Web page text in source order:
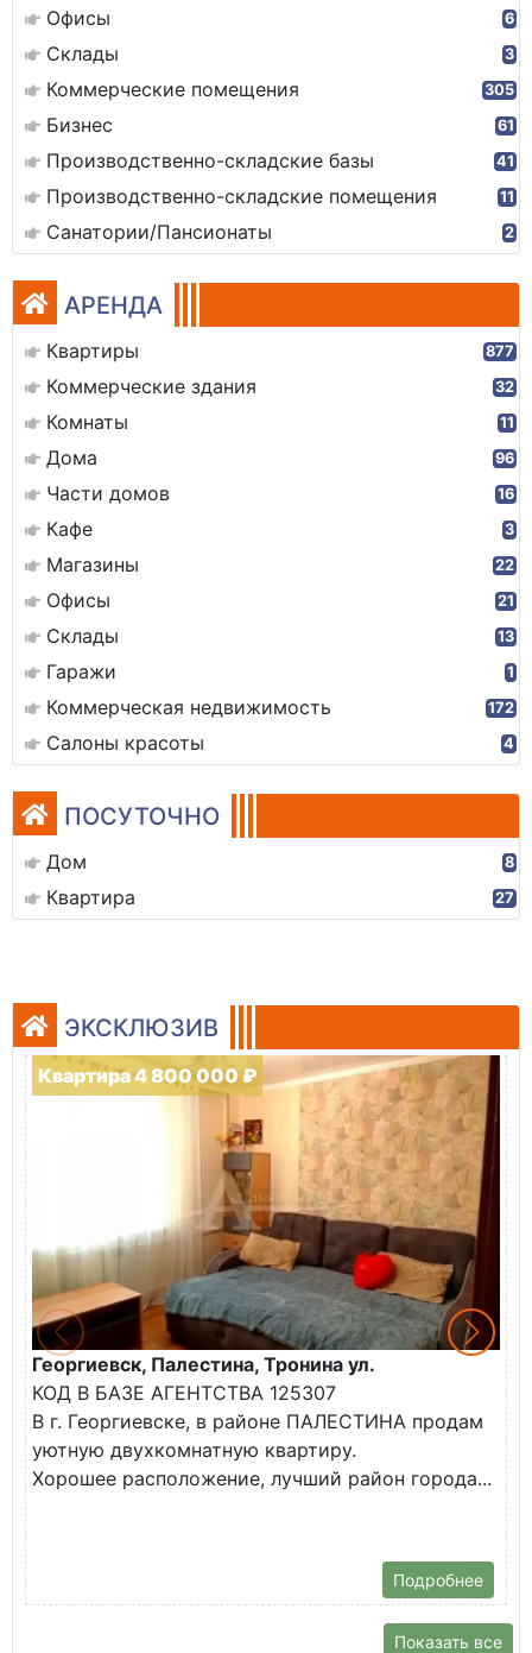
Офисы 6
Склады 3
Коммерческие помещения 305
Бизнес 61
Производственно-складские базы 41
Производственно-складские помещения 11
Санатории/Пансионаты 2
АРЕНДА
Квартиры 877
Коммерческие здания 32
Комнаты 11
Дома 96
Части домов 16
Кафе 3
Магазины 22
Офисы 21
Склады 13
Гаражи 1
Коммерческая недвижимость 172
Салоны красоты 4
ПОСУТОЧНО
Дом 8
Квартира 27
ЭКСКЛЮЗИВ
Квартира 4 800 000 ₽
Георгиевск, Палестина, Тронина ул.
КОД В БАЗЕ АГЕНТСТВА 125307
В г. Георгиевске, в районе ПАЛЕСТИНА продам
уютную двухкомнатную квартиру.
Хорошее расположение, лучший район города...
Подробнее
Показать все